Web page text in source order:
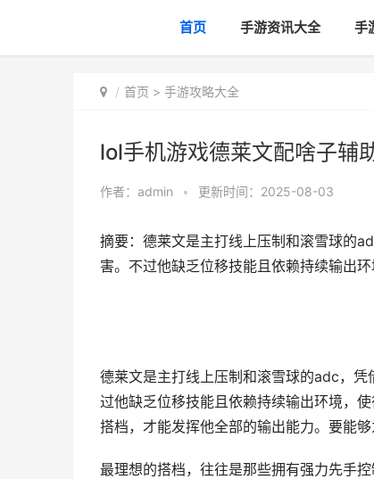
首页 手游资讯大全 手
首页 > 手游攻略大全
lol手机游戏德莱文配啥子辅
作者： admin • 更新时间：2025-08-03
摘要：德莱文是主打线上压制和滚雪球的
害。不过他缺乏位移技能且依赖持续输出
德莱文是主打线上压制和滚雪球的adc，凭
过他缺乏位移技能且依赖持续输出环境，
搭档，才能发挥他全部的输出能力。要能
最理想的搭档，往往是那些拥有强力先手